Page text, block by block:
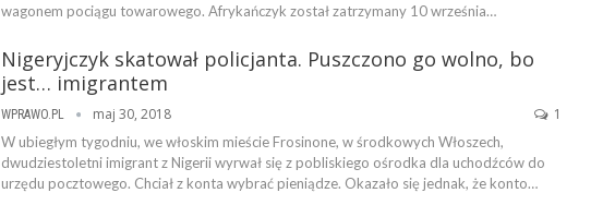
wagonem pociągu towarowego. Afrykańczyk został zatrzymany 10 września…
Nigeryjczyk skatował policjanta. Puszczono go wolno, bo
jest… imigrantem
WPRAWO.PL maj 30, 2018 1
W ubiegłym tygodniu, we włoskim mieście Frosinone, w środkowych Włoszech,
dwudziestoletni imigrant z Nigerii wyrwał się z pobliskiego ośrodka dla uchodźców do
urzędu pocztowego. Chciał z konta wybrać pieniądze. Okazało się jednak, że konto…